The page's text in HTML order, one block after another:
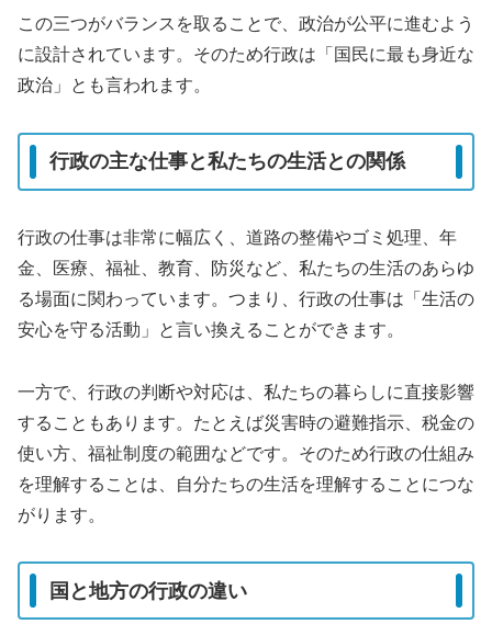
この三つがバランスを取ることで、政治が公平に進むよう
に設計されています。そのため行政は「国民に最も身近な
政治」とも言われます。
行政の主な仕事と私たちの生活との関係
行政の仕事は非常に幅広く、道路の整備やゴミ処理、年
金、医療、福祉、教育、防災など、私たちの生活のあらゆ
る場面に関わっています。つまり、行政の仕事は「生活の
安心を守る活動」と言い換えることができます。
一方で、行政の判断や対応は、私たちの暮らしに直接影響
することもあります。たとえば災害時の避難指示、税金の
使い方、福祉制度の範囲などです。そのため行政の仕組み
を理解することは、自分たちの生活を理解することにつな
がります。
国と地方の行政の違い